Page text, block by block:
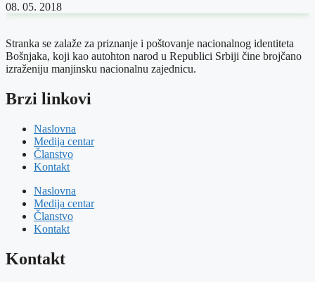
08. 05. 2018
Stranka se zalaže za priznanje i poštovanje nacionalnog identiteta
Bošnjaka, koji kao autohton narod u Republici Srbiji čine brojčano
izraženiju manjinsku nacionalnu zajednicu.
Brzi linkovi
Naslovna
Medija centar
Članstvo
Kontakt
Naslovna
Medija centar
Članstvo
Kontakt
Kontakt